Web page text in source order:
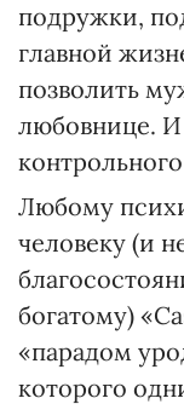
подружки,
главной
позволить
любовнице.
Любому
человеку (и
богатому)
«парадом
которого